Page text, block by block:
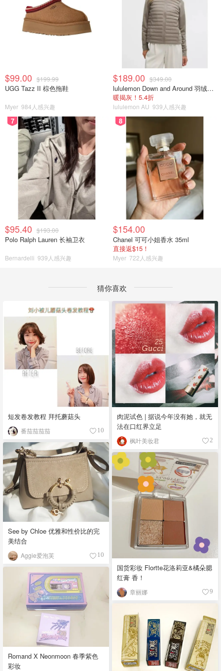
$99.00 $199.99
UGG Tazz II 棕色拖鞋
Myer 984人感兴趣
$189.00 $349.00
lululemon Down and Around 羽绒夹克
暖揭灰！5.4折
lululemon AU 939人感兴趣
7
$95.40 $193.00
Polo Ralph Lauren 长袖卫衣
Bernardelli 939人感兴趣
8
$154.00
Chanel 可可小姐香水 35ml
直接返$15！
Myer 722人感兴趣
猜你喜欢
短发卷发教程 拜托蘑菇头
番茄茄茄茄 10
肉泥试色 | 据说今年没有她，就无
法在口红界立足
枫叶美妆君 2
See by Chloe 优雅和性价比的完
美结合
Aggie爱泡芙 10
国货彩妆 Flortte花洛莉亚&橘朵腮
红膏 香！
章丽娜 9
Romand X Neonmoon 春季紫色
彩妆